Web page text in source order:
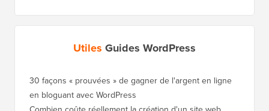
Utiles Guides WordPress
30 façons « prouvées » de gagner de l'argent en ligne
en bloguant avec WordPress